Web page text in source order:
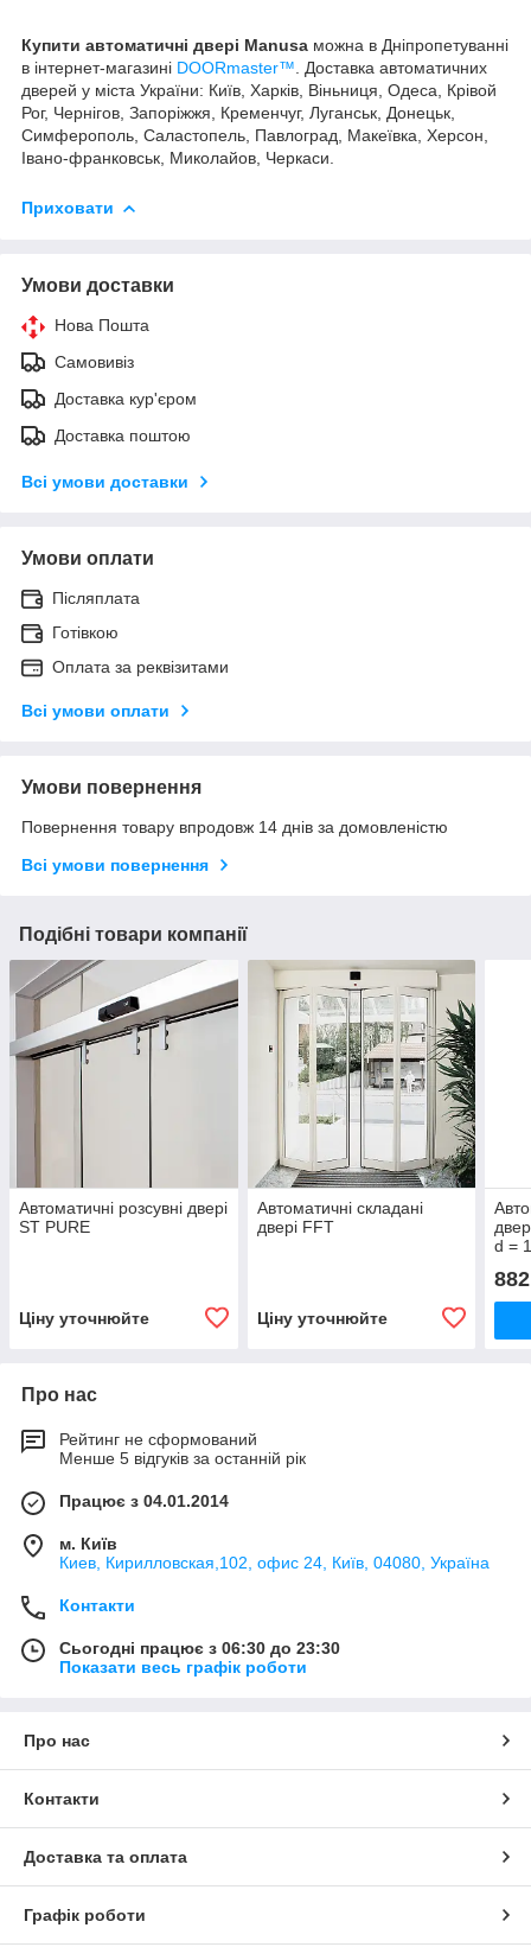
Купити автоматичні двері Manusa можна в Дніпропетуванні
в інтернет-магазині DOORmaster™ . Доставка автоматичних
дверей у міста України: Київ, Харків, Віньниця, Одеса, Крівой
Рог, Чернігов, Запоріжжя, Кременчуг, Луганськ, Донецьк,
Симферополь, Саластопель, Павлоград, Макеївка, Херсон,
Івано-франковськ, Миколайов, Черкаси.
Приховати
Умови доставки
Нова Пошта
Самовивіз
Доставка кур'єром
Доставка поштою
Всі умови доставки
Умови оплати
Післяплата
Готівкою
Оплата за реквізитами
Всі умови оплати
Умови повернення
Повернення товару впродовж 14 днів за домовленістю
Всі умови повернення
Подібні товари компанії
Автоматичні розсувні двері
ST PURE
Ціну уточнюйте
Автоматичні складані
двері FFT
Ціну уточнюйте
d =
Про нас
Рейтинг не сформований
Менше 5 відгуків за останній рік
Працює з 04.01.2014
м. Київ
Киев, Кирилловская,102, офис 24, Київ, 04080, Україна
Контакти
Сьогодні працює з 06:30 до 23:30
Показати весь графік роботи
Про нас
Контакти
Доставка та оплата
Графік роботи